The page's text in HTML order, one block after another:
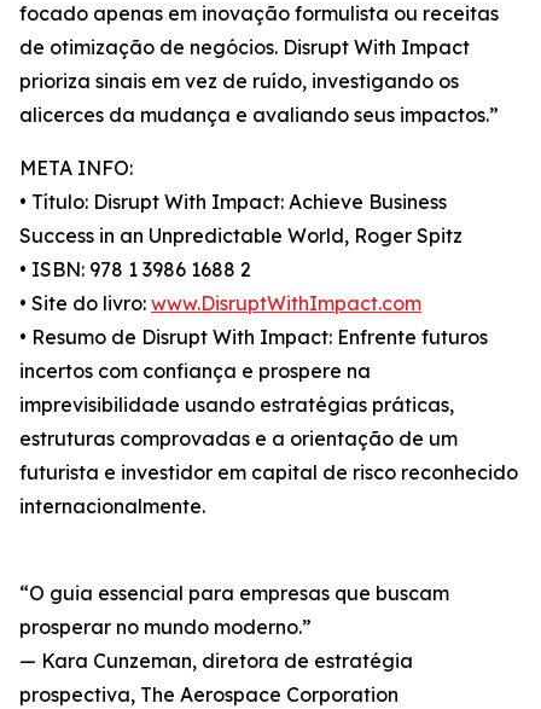
focado apenas em inovação formulista ou receitas
de otimização de negócios. Disrupt With Impact
prioriza sinais em vez de ruído, investigando os
alicerces da mudança e avaliando seus impactos.”
META INFO:
• Título: Disrupt With Impact: Achieve Business
Success in an Unpredictable World, Roger Spitz
• ISBN: 978 1 3986 1688 2
• Site do livro: www.DisruptWithImpact.com
• Resumo de Disrupt With Impact: Enfrente futuros
incertos com confiança e prospere na
imprevisibilidade usando estratégias práticas,
estruturas comprovadas e a orientação de um
futurista e investidor em capital de risco reconhecido
internacionalmente.
“O guia essencial para empresas que buscam
prosperar no mundo moderno.”
— Kara Cunzeman, diretora de estratégia
prospectiva, The Aerospace Corporation